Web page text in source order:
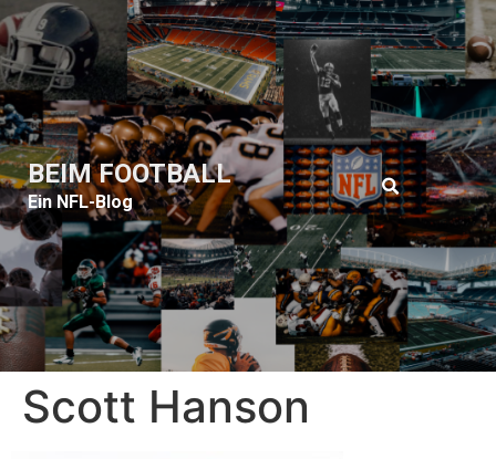
BEIM FOOTBALL
Ein NFL-Blog
Scott Hanson